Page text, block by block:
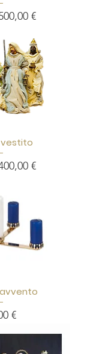
scontato
€
scontato
€
€